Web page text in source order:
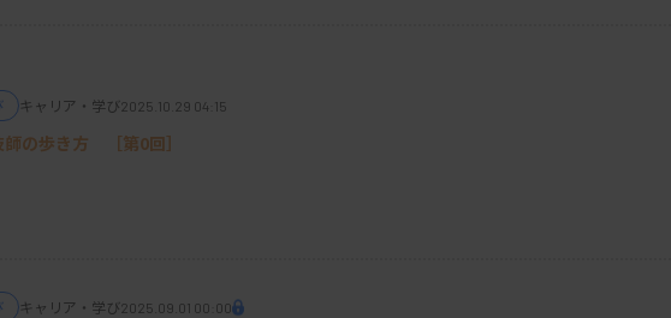
した。
上げた経緯はどういう背景ですか。
。臨床検査技師は、診断学や臨床推論には関わりが少
キャリア・学び2025.10.29 04:15
の歩き方 ［第0回］
キャリア・学び2025.09.01 00:00